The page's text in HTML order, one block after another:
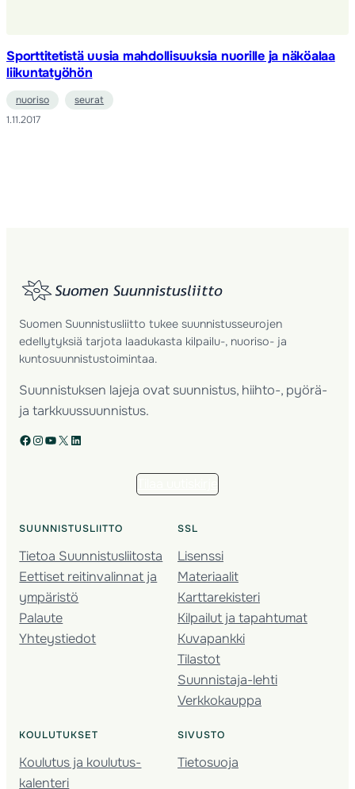
Sporttitetistä uusia mahdollisuuksia nuorille ja näköalaa
liikuntatyöhön
nuoriso
seurat
1.11.2017
Suomen Suunnistusliitto tukee suunnistusseurojen
edellytyksiä tarjota laadukasta kilpailu-, nuoriso- ja
kuntosuunnistustoimintaa.
Suunnistuksen lajeja ovat suunnistus, hiihto-, pyörä-
ja tarkkuussuunnistus.
Facebook Instagram YouTube X LinkedIn
SUUNNISTUSLIITTO
Tietoa Suunnistusliitosta
Eettiset reitinvalinnat ja
ympäristö
Palaute
Yhteystiedot
SSL
Lisenssi
Materiaalit
Karttarekisteri
Kilpailut ja tapahtumat
Kuvapankki
Tilastot
Suunnistaja-lehti
Verkkokauppa
KOULUTUKSET
Koulutus ja koulutus­
kalenteri
SIVUSTO
Tietosuoja